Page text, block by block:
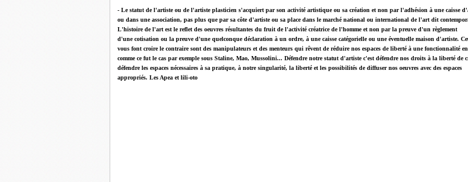
- Le statut de l'artiste ou de l'artiste plasticien s'acquiert par son activité artistique ou sa création et non par l'adhésion à une caisse
ou dans une association, pas plus que par sa côte d'artiste ou sa place dans le marché national ou international de l'art dit
L'histoire de l'art est le reflet des oeuvres résultantes du fruit de l'activité créatrice de l'homme et non par la preuve d'un règlement
d'une cotisation ou la preuve d'une quelconque déclaration à un ordre, à une caisse catégorielle ou une éventuelle maison d'artiste.
vous font croire le contraire sont des manipulateurs et des menteurs qui rêvent de réduire nos espaces de liberté à une fonctionnalité
comme ce fut le cas par exemple sous Staline, Mao, Mussolini... Défendre notre statut d'artiste c'est défendre nos droits à la liberté de
défendre les espaces nécessaires à sa pratique, à notre singularité, la liberté et les possibilités de diffuser nos oeuvres avec des espaces
appropriés. Les Apea et lili-oto